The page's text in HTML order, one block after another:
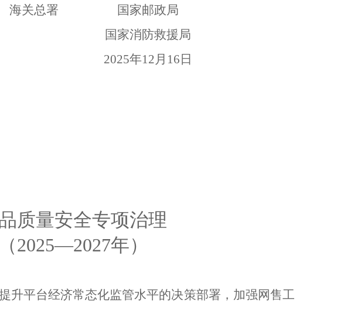
海关总署
国家邮政局
国家消防救援局
2025年12月 16 日
质量安全专项治理
2025—2027年）
升平台经济常态化监管水平的决策部署，加强网售工